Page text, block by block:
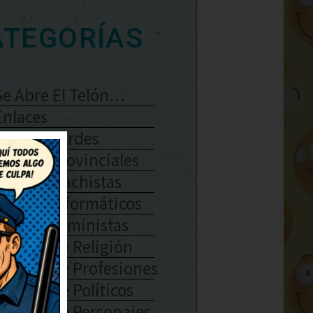
Abre El Telón…
Verdes
Provinciales
Machistas
Informáticos
Feministas
De Religión
De Profesiones
De Políticos